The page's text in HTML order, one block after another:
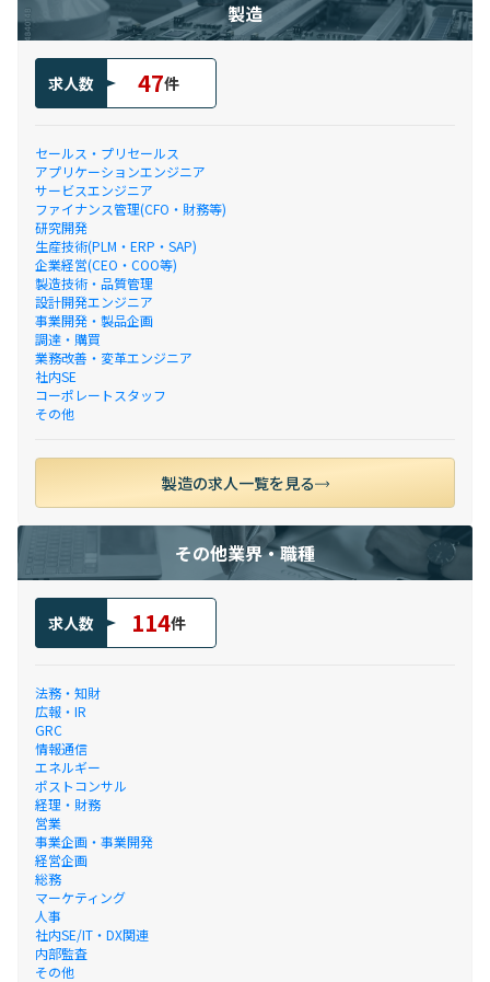
製造
求人数 47件
セールス・プリセールス
アプリケーションエンジニア
サービスエンジニア
ファイナンス管理(CFO・財務等)
研究開発
生産技術(PLM・ERP・SAP)
企業経営(CEO・COO等)
製造技術・品質管理
設計開発エンジニア
事業開発・製品企画
調達・購買
業務改善・変革エンジニア
社内SE
コーポレートスタッフ
その他
製造の求人一覧を見る
その他業界・職種
求人数 114件
法務・知財
広報・IR
GRC
情報通信
エネルギー
ポストコンサル
経理・財務
営業
事業企画・事業開発
経営企画
総務
マーケティング
人事
社内SE/IT・DX関連
内部監査
その他